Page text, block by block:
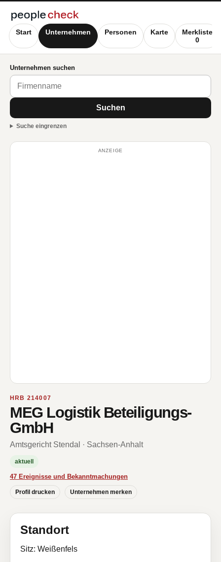
Start Unternehmen Personen Karte
Merkliste
0
Unternehmen suchen
Suchen
Suche eingrenzen
ANZEIGE
HRB 214007
MEG Logistik Beteiligungs-
GmbH
Amtsgericht Stendal · Sachsen-Anhalt
aktuell
47 Ereignisse und Bekanntmachungen
Profil drucken Unternehmen merken
Standort
Sitz: Weißenfels